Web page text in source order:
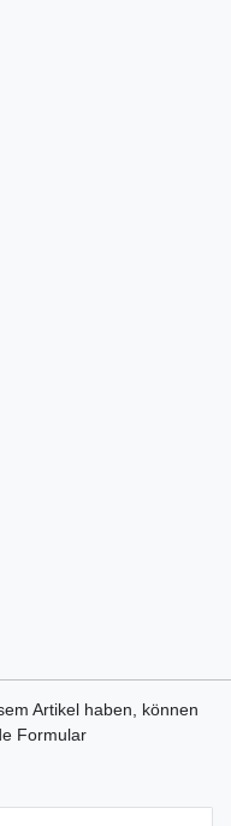
Artikel haben, können
Formular